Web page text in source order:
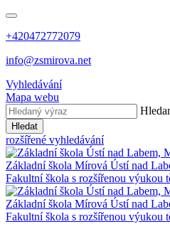
+420472772079
info@zsmirova.net
Vyhledávání
Mapa webu
Hledat
rozšířené vyhledávání
Základní škola Mírová Ústí nad
Fakultní škola s rozšířenou výukou
Základní škola Mírová Ústí nad
Fakultní škola s rozšířenou výukou